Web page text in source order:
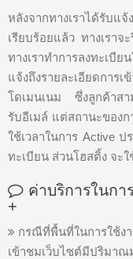
หลังจากทางเราได้รับแจ้
เรียบร้อยแล้ว ทางเรา
ทางเราทำการลงทะเบี
แจ้งถึงรายละเอียดการ
โดเมนเนม ซึ่งลูกค้าสา
รับอีเมล์ แต่สถานะของ
ใช้เวลาในการ Active
ทะเบียน ส่วนโฮสติ้ง จะ
ค่าบริการในกา
+
กรณีที่พื้นที่ในการใช้
เข้าชมเว็บไซต์มีปริมา